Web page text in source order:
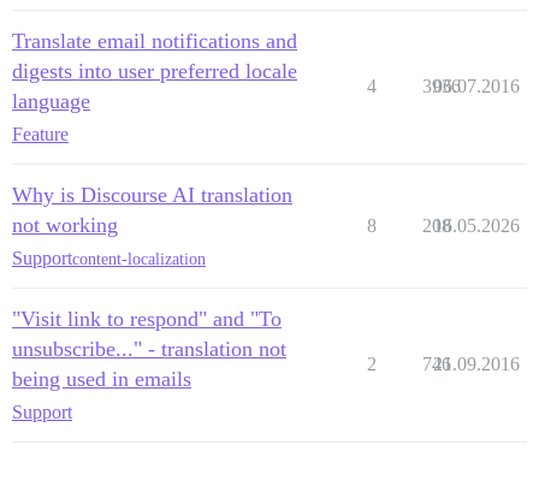
Translate email notifications and
digests into user preferred locale
language
Feature
4 3936
06.07.2016
Why is Discourse AI translation
not working
Supportcontent-localization
8 208
16.05.2026
"Visit link to respond" and "To
unsubscribe..." - translation not
being used in emails
Support
2 746
21.09.2016